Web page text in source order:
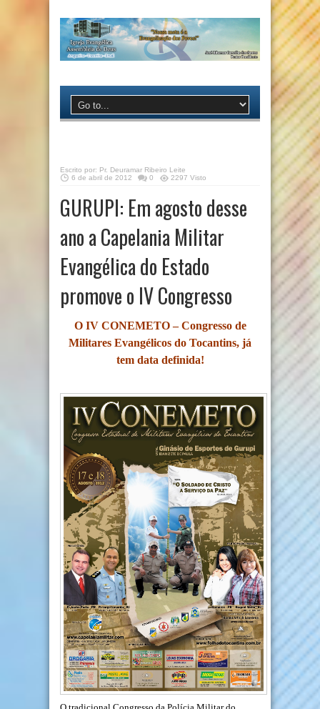
Escrito por: Pr. Deuramar Ribeiro Leite
6 de abril de 2012
0 2297 Visto
GURUPI: Em agosto desse
ano a Capelania Militar
Evangélica do Estado
promove o IV Congresso
O IV CONEMETO – Congresso de
Militares Evangélicos do Tocantins, já
tem data definida!